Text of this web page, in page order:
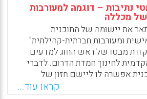
Email
X
נתיבות – דוגמה למעורבות
מכללה
את יישומה של התוכנית
ומעורבות חברתית-קהילתית"
מבטו של ראש החוג למדעים
לחינוך חמדת הדרום. לדברי
אפשרה לו ליישם חזון של
לשפר את הישגי התלמידים
קראו עוד...